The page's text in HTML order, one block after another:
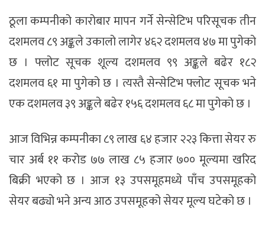
ठूला कम्पनीको कारोबार मापन गर्ने सेन्सेटिभ परिसूचक तीन
दशमलव ८९ अङ्कले उकालो लागेर ४६२ दशमलव ४७ मा पुगेको
छ । फ्लोट सूचक शूल्य दशमलव ९९ अङ्कले बढेर १८२
दशमलव ६१ मा पुगेको छ । त्यस्तै सेन्सेटिभ फ्लोट सूचक भने
एक दशमलव ३९ अङ्कले बढेर १५६ दशमलव ६८ मा पुगेको छ ।
आज विभिन्न कम्पनीका ८९ लाख ६४ हजार २२३ कित्ता सेयर रु
चार अर्ब ११ करोड ७७ लाख ८५ हजार ७०० मूल्यमा खरिद
बिक्री भएको छ । आज १३ उपसमूहमध्ये पाँच उपसमूहको
सेयर बढ्यो भने अन्य आठ उपसमूहको सेयर मूल्य घटेको छ ।